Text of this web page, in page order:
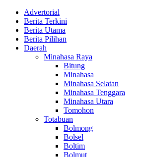
Advertorial
Berita Terkini
Berita Utama
Berita Pilihan
Daerah
Minahasa Raya
Bitung
Minahasa
Minahasa Selatan
Minahasa Tenggara
Minahasa Utara
Tomohon
Totabuan
Bolmong
Bolsel
Boltim
Bolmut